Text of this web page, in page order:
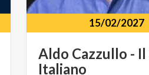
15/02/2027
Aldo Cazzullo - Il
Italiano